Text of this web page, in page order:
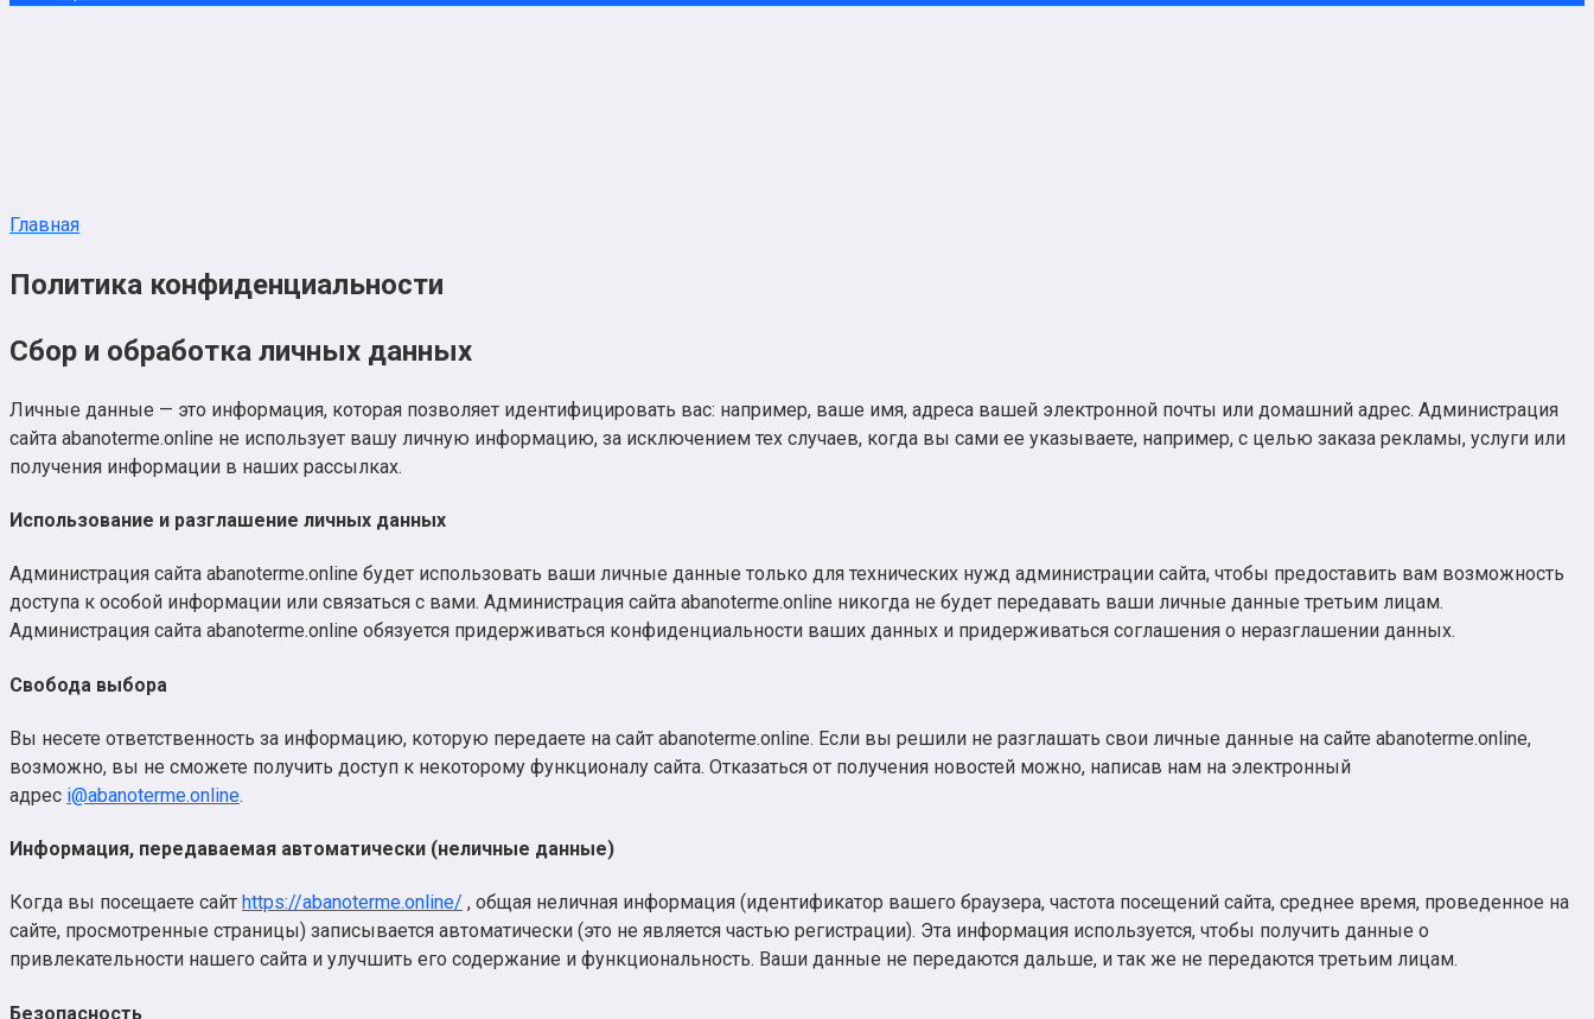
Главная
Политика конфиденциальности
Сбор и обработка личных данных
Личные данные — это информация, которая позволяет идентифицировать вас: например, ваше имя, адреса вашей электронной почты или домашний адрес. Администрация
сайта abanoterme.online не использует вашу личную информацию, за исключением тех случаев, когда вы сами ее указываете, например, с целью заказа рекламы, услуги или
получения информации в наших рассылках.
Использование и разглашение личных данных
Администрация сайта abanoterme.online будет использовать ваши личные данные только для технических нужд администрации сайта, чтобы предоставить вам возможность
доступа к особой информации или связаться с вами. Администрация сайта abanoterme.online никогда не будет передавать ваши личные данные третьим лицам.
Администрация сайта abanoterme.online обязуется придерживаться конфиденциальности ваших данных и придерживаться соглашения о неразглашении данных.
Свобода выбора
Вы несете ответственность за информацию, которую передаете на сайт abanoterme.online. Если вы решили не разглашать свои личные данные на сайте abanoterme.online,
возможно, вы не сможете получить доступ к некоторому функционалу сайта. Отказаться от получения новостей можно, написав нам на электронный
адрес i@abanoterme.online.
Информация, передаваемая автоматически (неличные данные)
Когда вы посещаете сайт https://abanoterme.online/ , общая неличная информация (идентификатор вашего браузера, частота посещений сайта, среднее время, проведенное на
сайте, просмотренные страницы) записывается автоматически (это не является частью регистрации). Эта информация используется, чтобы получить данные о
привлекательности нашего сайта и улучшить его содержание и функциональность. Ваши данные не передаются дальше, и так же не передаются третьим лицам.
Безопасность